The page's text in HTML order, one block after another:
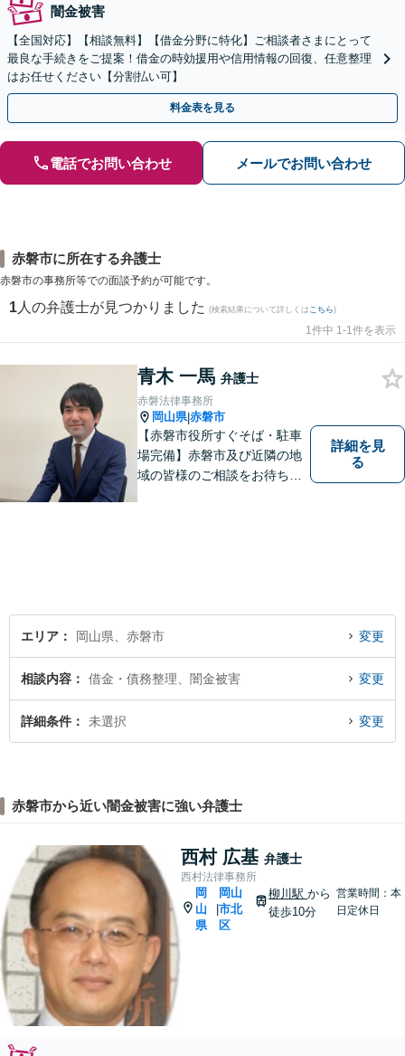
闇金被害
【全国対応】【相談無料】【借金分野に特化】ご相談者さまにとって
最良な手続きをご提案！借金の時効援用や信用情報の回復、任意整理
はお任せください【分割払い可】
料金表を見る
電話でお問い合わせ メールでお問い合わせ
赤磐市に所在する弁護士
赤磐市の事務所等での面談予約が可能です。
1 人の弁護士が見つかりました (検索結果について詳しくは こちら)
1件中 1-1件を表示
青木 一馬 弁護士
赤磐法律事務所
岡山県|赤磐市
【赤磐市役所すぐそば・駐車
場完備】赤磐市及び近隣の地
域の皆様のご相談をお待ちし
詳細を見
る
エリア 岡山県、赤磐市 変更
相談内容 借金・債務整理、闇金被害 変更
詳細条件 未選択 変更
赤磐市から近い闇金被害に強い弁護士
西村 広基 弁護士
西村法律事務所
岡
山
県
|
岡山
市北
区
柳川駅 から
徒歩10分
営業時間：本
日定休日